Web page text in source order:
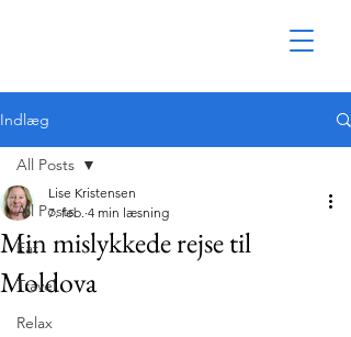
Indlæg
All Posts
Eat
Travel
Relax
All Posts
Min mislykkede rejse til
Moldova
Lise Kristensen
7. feb. 4 min læsning